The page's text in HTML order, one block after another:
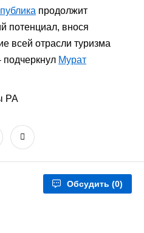
продолжит
потенциал, внося
всей отрасли туризма
подчеркнул Мурат
РА
Обсудить (0)